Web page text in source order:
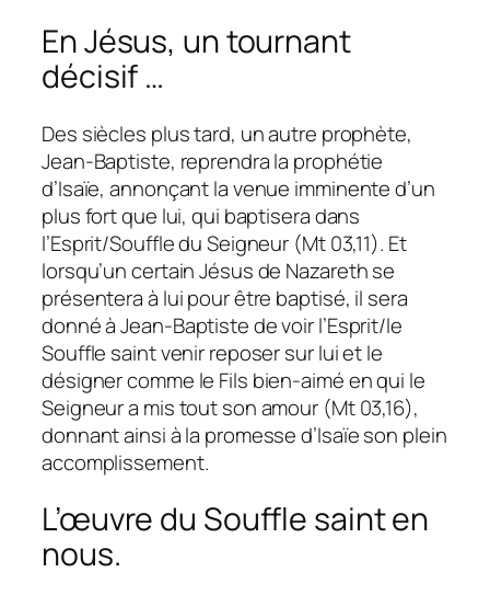
En Jésus, un tournant
décisif …
Des siècles plus tard, un autre prophète,
Jean-Baptiste, reprendra la prophétie
d’Isaïe, annonçant la venue imminente d’un
plus fort que lui, qui baptisera dans
l’Esprit/Souffle du Seigneur (Mt 03,11). Et
lorsqu’un certain Jésus de Nazareth se
présentera à lui pour être baptisé, il sera
donné à Jean-Baptiste de voir l’Esprit/le
Souffle saint venir reposer sur lui et le
désigner comme le Fils bien-aimé en qui le
Seigneur a mis tout son amour (Mt 03,16),
donnant ainsi à la promesse d’Isaïe son plein
accomplissement.
L’œuvre du Souffle saint en
nous.